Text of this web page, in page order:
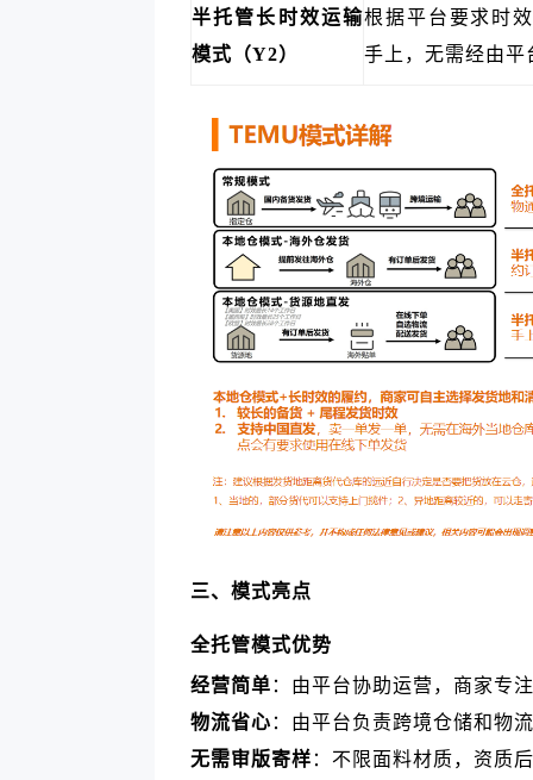
半托管长时效运输
模式（Y2）
根据平台要求时
手上，无需经由平
三、模式亮点
全托管模式优势
经营简单 ：由平台协助运营，商家专
物流省心 ：由平台负责跨境仓储和物
无需审版寄样 ：不限面料材质，资质